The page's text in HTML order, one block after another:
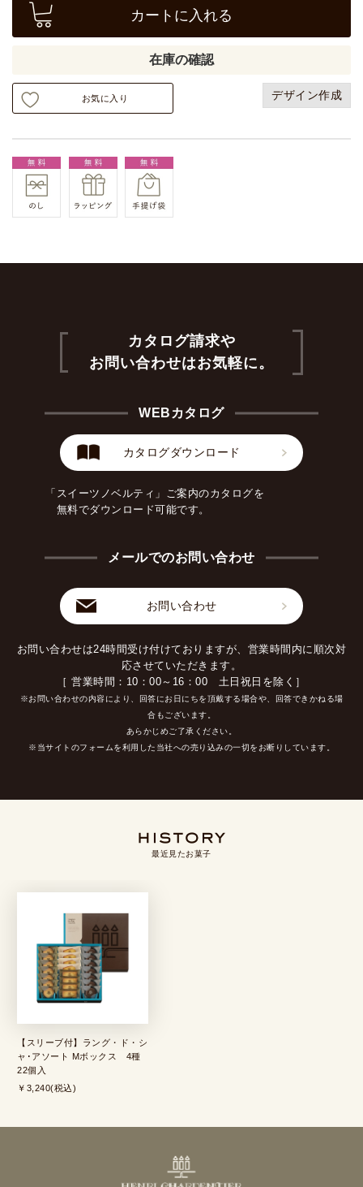
カートに入れる
在庫の確認
お気に入り デザイン作成
カタログ請求や
お問い合わせはお気軽に。
WEBカタログ
カタログダウンロード
「スイーツノベルティ」ご案内のカタログを
無料でダウンロード可能です。
メールでのお問い合わせ
お問い合わせ
お問い合わせは24時間受け付けておりますが、営業時間内に順次対
応させていただきます。
［ 営業時間：10：00～16：00 土日祝日を除く］
※お問い合わせの内容により、回答にお日にちを頂戴する場合や、回答できかねる場
合もございます。
あらかじめご了承ください。
※当サイトのフォームを利用した当社への売り込みの一切をお断りしています。
最近見たお菓子
【スリーブ付】ラング・ド・シ
ャ･アソート Mボックス 4種
22個入
￥3,240(税込)